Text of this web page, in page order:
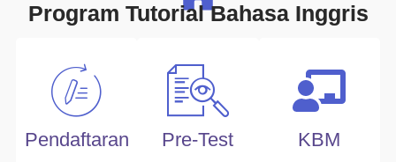
Program Tutorial Bahasa Inggris
Pendaftaran Pre-Test KBM